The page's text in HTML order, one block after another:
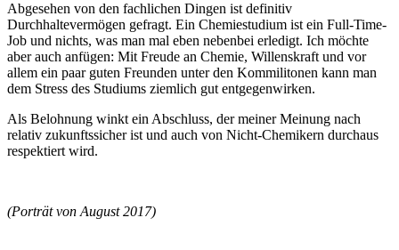
Abgesehen von den fachlichen Dingen ist definitiv
Durchhaltevermögen gefragt. Ein Chemiestudium ist ein Full-Time-
Job und nichts, was man mal eben nebenbei erledigt. Ich möchte
aber auch anfügen: Mit Freude an Chemie, Willenskraft und vor
allem ein paar guten Freunden unter den Kommilitonen kann man
dem Stress des Studiums ziemlich gut entgegenwirken.
Als Belohnung winkt ein Abschluss, der meiner Meinung nach
relativ zukunftssicher ist und auch von Nicht-Chemikern durchaus
respektiert wird.
(Porträt von August 2017)